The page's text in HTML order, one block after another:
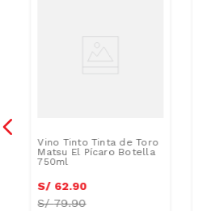
Vino Tinto Tinta de Toro
Matsu El Pícaro Botella
750ml
S/ 62.90
S/79.90